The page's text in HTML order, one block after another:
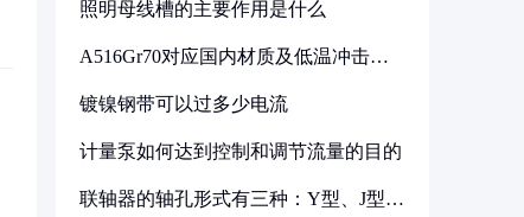
照明母线槽的主要作用是什么
A516Gr70对应国内材质及低温冲击要
镀镍钢带可以过多少电流
计量泵如何达到控制和调节流量的目的
联轴器的轴孔形式有三种：Y型、J型、